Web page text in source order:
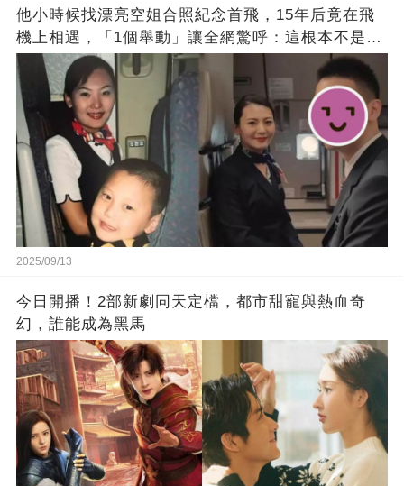
他小時候找漂亮空姐合照紀念首飛，15年后竟在飛
機上相遇，「1個舉動」讓全網驚呼：這根本不是巧
合！
2025/09/13
今日開播！2部新劇同天定檔，都市甜寵與熱血奇
幻，誰能成為黑馬